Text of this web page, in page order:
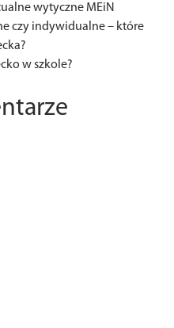
wytyczne MEiN
czy indywidualne – które
w szkole?